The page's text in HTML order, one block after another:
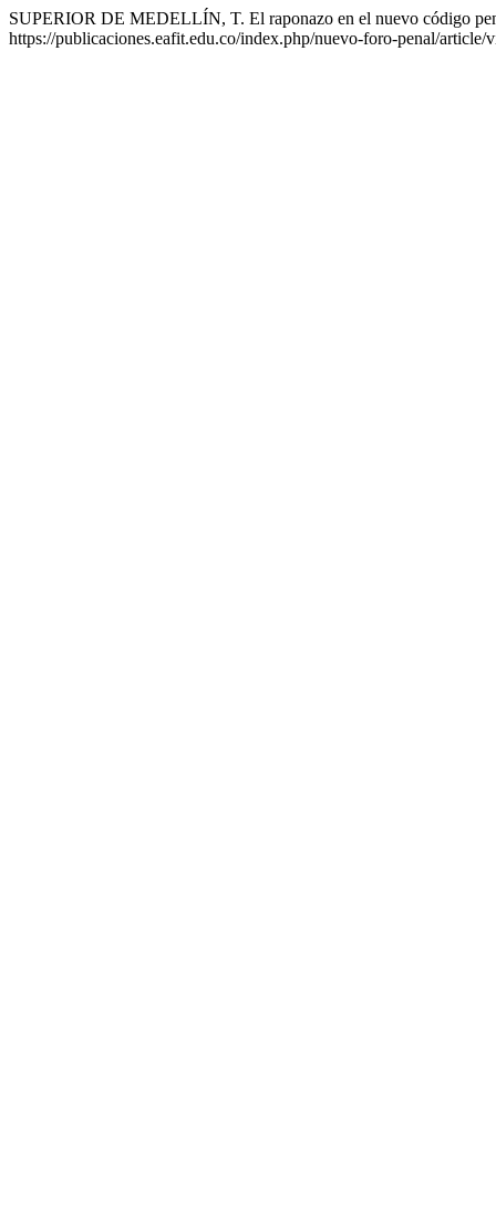
SUPERIOR DE MEDELLÍN, T. El raponazo en el nuevo código
https://publicaciones.eafit.edu.co/index.php/nuevo-foro-penal/article/